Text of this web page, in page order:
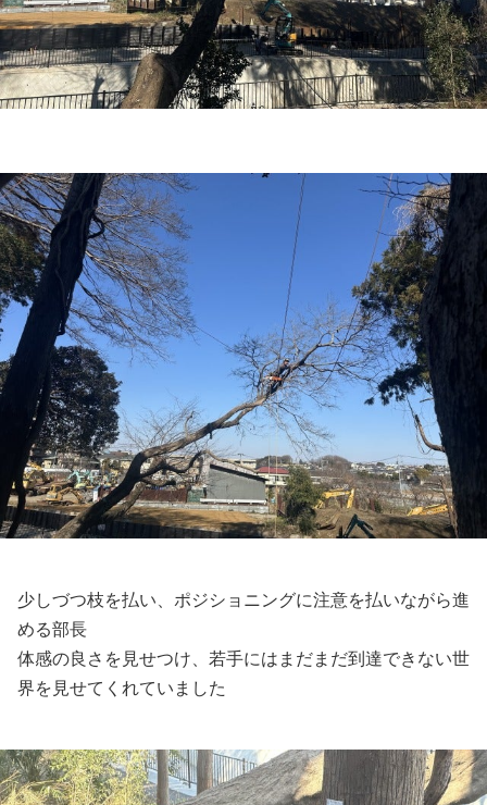
少しづつ枝を払い、ポジショニングに注意を払いながら進
める部長
体感の良さを見せつけ、若手にはまだまだ到達できない世
界を見せてくれていました